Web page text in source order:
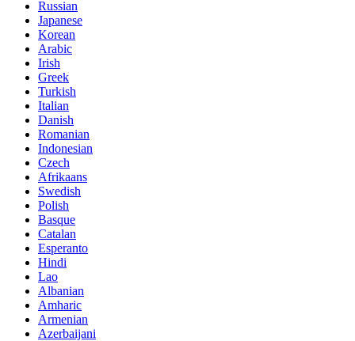
Russian
Japanese
Korean
Arabic
Irish
Greek
Turkish
Italian
Danish
Romanian
Indonesian
Czech
Afrikaans
Swedish
Polish
Basque
Catalan
Esperanto
Hindi
Lao
Albanian
Amharic
Armenian
Azerbaijani